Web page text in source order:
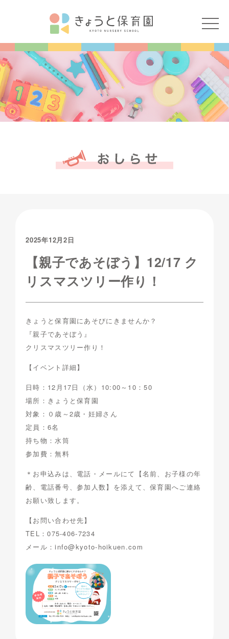
2025年12月2日
【親子であそぼう】12/17 ク
リスマスツリー作り！
きょうと保育園にあそびにきませんか？
『親子であそぼう』
クリスマスツリー作り！
【イベント詳細】
日時：12月17日（水）10:00～10：50
場所：きょうと保育園
対象：０歳～2歳・妊婦さん
定員：6名
持ち物：水筒
参加費：無料
＊お申込みは、電話・メールにて【名前、お子様の年
齢、電話番号、参加人数】を添えて、保育園へご連絡
お願い致します。
【お問い合わせ先】
TEL：075-406-7234
メール：info@kyoto-hoikuen.com